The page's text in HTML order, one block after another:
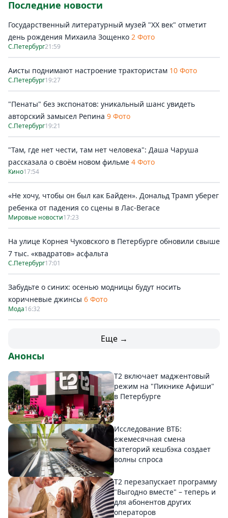
Последние новости
Государственный литературный музей "ХХ век" отметит
день рождения Михаила Зощенко 2 Фото
С.Петербург21:59
Аисты поднимают настроение трактористам 10 Фото
С.Петербург19:27
"Пенаты" без экспонатов: уникальный шанс увидеть
авторский замысел Репина 9 Фото
С.Петербург19:21
"Там, где нет чести, там нет человека": Даша Чаруша
рассказала о своём новом фильме 4 Фото
Кино17:54
«Не хочу, чтобы он был как Байден». Дональд Трамп уберег
ребенка от падения со сцены в Лас-Вегасе
Мировые новости17:23
На улице Корнея Чуковского в Петербурге обновили свыше
7 тыс. «квадратов» асфальта
С.Петербург17:01
Забудьте о синих: осенью модницы будут носить
коричневые джинсы 6 Фото
Мода16:32
Еще →
Анонсы
Т2 включает маджентовый
режим на "Пикнике Афиши"
в Петербурге
Исследование ВТБ:
ежемесячная смена
категорий кешбэка создает
волны спроса
Т2 перезапускает программу
"Выгодно вместе" – теперь и
для абонентов других
операторов